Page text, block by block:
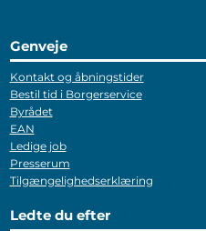
Genveje
Kontakt og åbningstider
Bestil tid i Borgerservice
Byrådet
EAN
Ledige job
Presserum
Tilgængelighedserklæring
Ledte du efter